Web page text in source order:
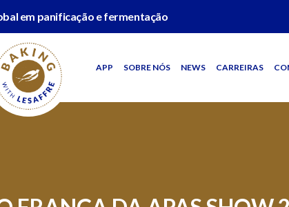
em panificação e fermentação
APP SOBRE NÓS NEWS CARREIRAS